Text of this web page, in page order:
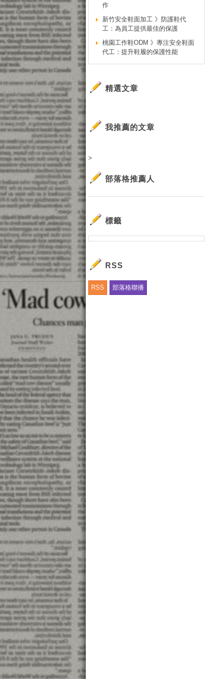
作
新竹安全鞋面加工 》防護鞋代
工：為員工提供最佳的保護
桃園工作鞋ODM 》專注安全鞋面
代工：提升鞋履的保護性能
精選文章
我推薦的文章
>
部落格推薦人
標籤
RSS
RSS 部落格聯播